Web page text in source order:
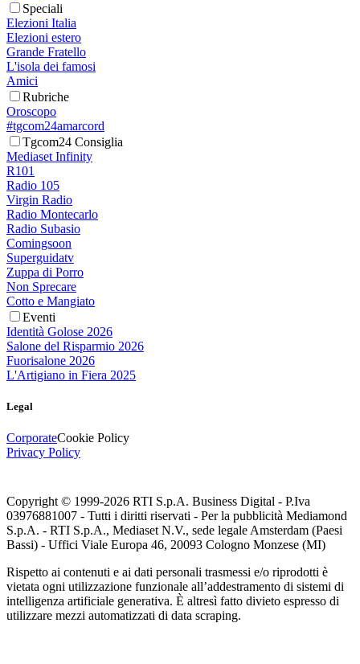
Speciali
Elezioni Italia
Elezioni estero
Grande Fratello
L'isola dei famosi
Amici
Rubriche
Oroscopo
#tgcom24amarcord
Tgcom24 Consiglia
Mediaset Infinity
R101
Radio 105
Virgin Radio
Radio Montecarlo
Radio Subasio
Comingsoon
Superguidatv
Zuppa di Porro
Non Sprecare
Cotto e Mangiato
Eventi
Identità Golose 2026
Salone del Risparmio 2026
Fuorisalone 2026
L'Artigiano in Fiera 2025
Legal
CorporateCookie Policy
Privacy Policy
Copyright © 1999-2026 RTI S.p.A. Business Digital - P.Iva
03976881007 - Tutti i diritti riservati - Per la pubblicità Mediamond
S.p.A. - RTI S.p.A., Mediaset N.V., sede legale Amsterdam (Paesi
Bassi) - Uffici Viale Europa 46, 20093 Cologno Monzese (MI)
Rispetto ai contenuti e ai dati personali trasmessi e/o riprodotti è
vietata ogni utilizzazione funzionale all’addestramento di sistemi di
intelligenza artificiale generativa. È altresì fatto divieto espresso di
utilizzare mezzi automatizzati di data scraping.